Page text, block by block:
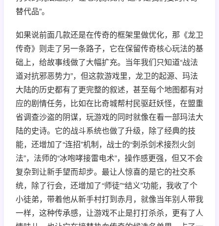
替代品”。
如果说前面几款还是在传奇的框架里做优化，那《龙卫
传奇》则走了另一条路子，它在保留传奇核心玩法的基
础上，给故事线做了大幅扩充。当年我们只知道“战法
道对抗邪恶势力”，但这款游戏里，龙卫的起源、玛法
大陆的历史都有了更完整的叙述，甚至每个地图都有对
应的剧情任务，比如在比奇城帮村民驱赶妖怪，在盟重
省调查沙盗的阴谋，玩游戏的同时就像在看一部玛法大
陆的史诗。它的战斗系统也做了升级，除了经典的技
能，还增加了“连招”机制，战士的“刺杀剑术接烈火剑
法”，法师的“冰咆哮接雷电术”，操作感更强，但又不会
复杂到让新手望而却步。最让人惊喜的是它的社交系
统，除了行会，还增加了“师徒”“结义”功能，我收了个
小徒弟，带着他从新手村打到赤月，就像当年别人带我
一样，这种传承感，让游戏不止是打打杀杀，更有了人